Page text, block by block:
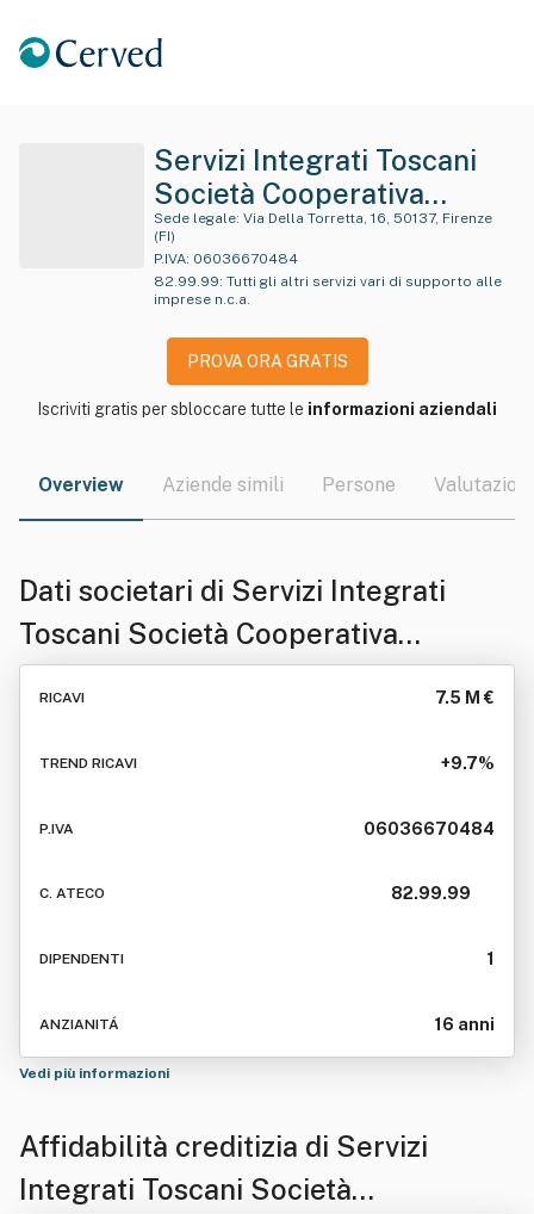
Servizi Integrati Toscani
Società Cooperativa
Consortile In Sigla S.i.t.
Società Cooperativa
Consortile
Sede legale:
(FI)
P.IVA: 06036670484
82.99.99: Tutti gli altri servizi vari di supporto alle
imprese n.c.a.
PROVA ORA GRATIS
Iscriviti gratis per sbloccare tutte le informazioni aziendali
Overview Aziende simili Persone Valutazioni
Dati societari di Servizi Integrati
Toscani Società Cooperativa
Consortile In Sigla S.i.t. Società
RICAVI 7.5 M €
TREND RICAVI +9.7%
P.IVA 06036670484
C. ATECO 82.99.99
DIPENDENTI 1
ANZIANITÁ 16 anni
Vedi più informazioni
Affidabilità creditizia di Servizi
Integrati Toscani Società